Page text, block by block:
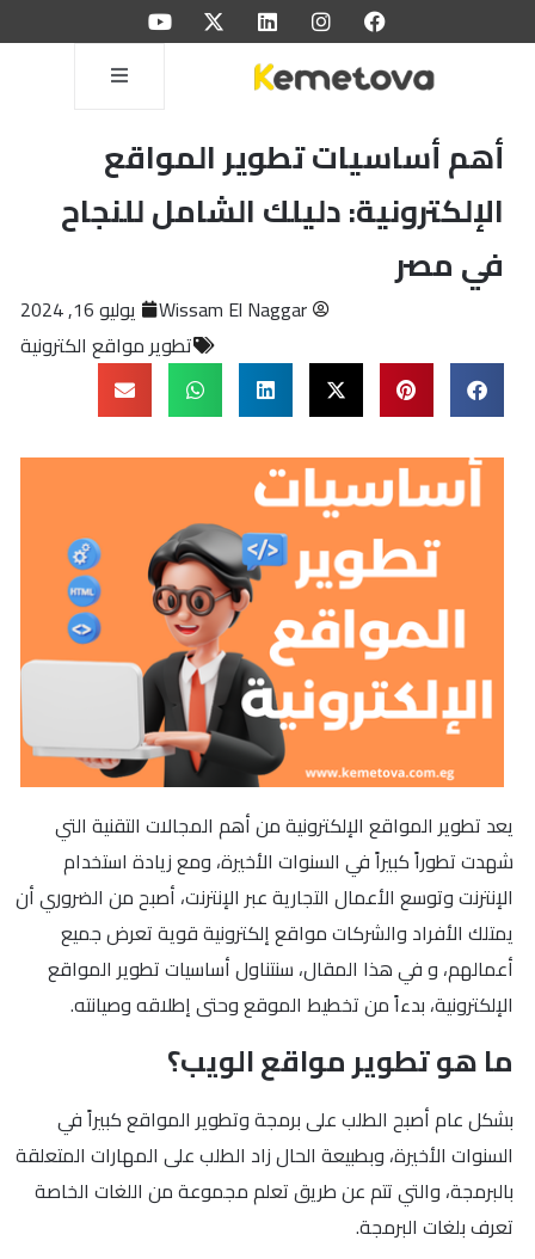
أهم أساسيات تطوير المواقع
الإلكترونية: دليلك الشامل للنجاح
في مصر
Wissam El Naggar
يوليو 16, 2024
تطوير مواقع الكترونية
يعد تطوير المواقع الإلكترونية من أهم المجالات التقنية التي
شهدت تطوراً كبيراً في السنوات الأخيرة، ومع زيادة استخدام
الإنترنت وتوسع الأعمال التجارية عبر الإنترنت، أصبح من الضروري أن
يمتلك الأفراد والشركات مواقع إلكترونية قوية تعرض جميع
أعمالهم، و في هذا المقال، سنتناول أساسيات تطوير المواقع
الإلكترونية، بدءاً من تخطيط الموقع وحتى إطلاقه وصيانته.
ما هو تطوير مواقع الويب؟
بشكل عام أصبح الطلب على برمجة وتطوير المواقع كبيراً في
السنوات الأخيرة، وبطبيعة الحال زاد الطلب على المهارات المتعلقة
بالبرمجة، والتي تتم عن طريق تعلم مجموعة من اللغات الخاصة
تعرف بلغات البرمجة.